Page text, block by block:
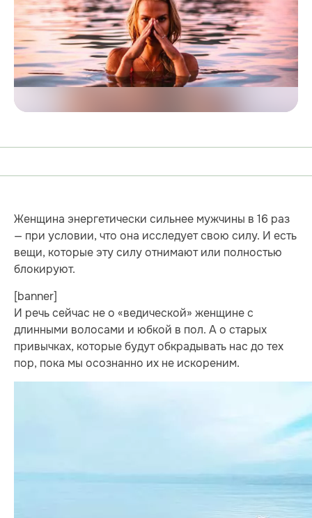
Женщина энергетически сильнее мужчины в 16 раз
— при условии, что она исследует свою силу. И есть
вещи, которые эту силу отнимают или полностью
блокируют.
[banner]
И речь сейчас не о «ведической» женщине с
длинными волосами и юбкой в пол. А о старых
привычках, которые будут обкрадывать нас до тех
пор, пока мы осознанно их не искореним.